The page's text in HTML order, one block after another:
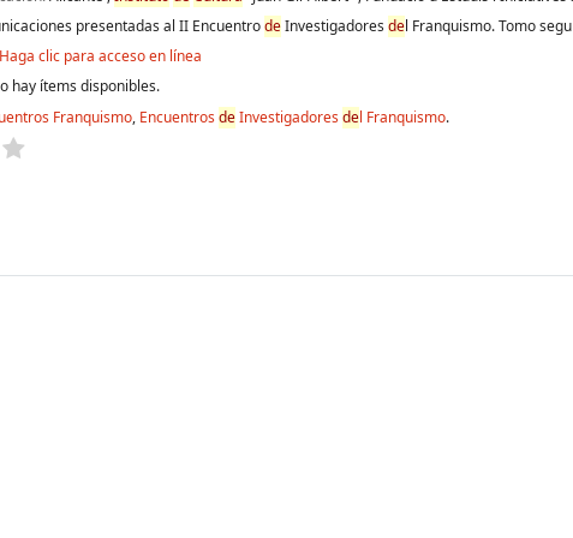
presentadas al II EncuentrodeInvestigadores del Franquismo. Tomo
Haga clic para acceso en línea
hay ítems disponibles.
Franquismo, EncuentrosdeInvestigadoresdel Franquismo.